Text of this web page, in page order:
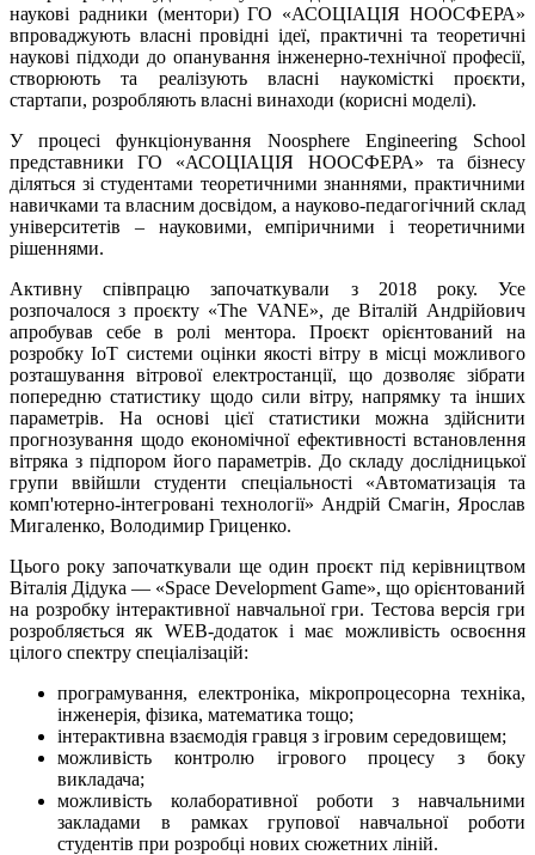
наукові радники (ментори) ГО «АСОЦІАЦІЯ НООСФЕРА»
впроваджують власні провідні ідеї, практичні та теоретичні
наукові підходи до опанування інженерно-технічної професії,
створюють та реалізують власні наукомісткі проєкти,
стартапи, розробляють власні винаходи (корисні моделі).
У процесі функціонування Noosphere Engineering School
представники ГО «АСОЦІАЦІЯ НООСФЕРА» та бізнесу
діляться зі студентами теоретичними знаннями, практичними
навичками та власним досвідом, а науково-педагогічний склад
університетів – науковими, емпіричними і теоретичними
рішеннями.
Активну співпрацю започаткували з 2018 року. Усе
розпочалося з проєкту «The VANE», де Віталій Андрійович
апробував себе в ролі ментора. Проєкт орієнтований на
розробку ІоТ системи оцінки якості вітру в місці можливого
розташування вітрової електростанції, що дозволяє зібрати
попередню статистику щодо сили вітру, напрямку та інших
параметрів. На основі цієї статистики можна здійснити
прогнозування щодо економічної ефективності встановлення
вітряка з підпором його параметрів. До складу дослідницької
групи ввійшли студенти спеціальності «Автоматизація та
комп'ютерно-інтегровані технології» Андрій Смагін, Ярослав
Мигаленко, Володимир Гриценко.
Цього року започаткували ще один проєкт під керівництвом
Віталія Дідука — «Space Development Game», що орієнтований
на розробку інтерактивної навчальної гри. Тестова версія гри
розробляється як WEB-додаток і має можливість освоєння
цілого спектру спеціалізацій:
програмування, електроніка, мікропроцесорна техніка,
інженерія, фізика, математика тощо;
інтерактивна взаємодія гравця з ігровим середовищем;
можливість контролю ігрового процесу з боку
викладача;
можливість колаборативної роботи з навчальними
закладами в рамках групової навчальної роботи
студентів при розробці нових сюжетних ліній.